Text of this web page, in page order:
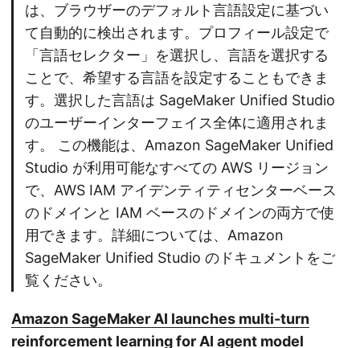
は、ブラウザーのデフォルト言語設定に基づい
て自動的に検出されます。プロフィール設定で
「言語セレクター」を選択し、言語を選択する
ことで、希望する言語を設定することもできま
す。選択した言語は SageMaker Unified Studio
のユーザーインターフェイス全体に適用されま
す。 この機能は、Amazon SageMaker Unified
Studio が利用可能なすべての AWS リージョン
で、AWS IAM アイデンティティセンターベース
のドメインと IAM ベースのドメインの両方で使
用できます。詳細については、Amazon
SageMaker Unified Studio のドキュメントをご
覧ください。
Amazon SageMaker AI launches multi-turn
reinforcement learning for AI agent model